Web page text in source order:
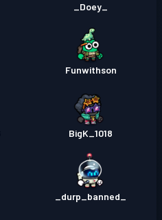
_Doey_
Funwithson
BigK_1018
_durp_banned_